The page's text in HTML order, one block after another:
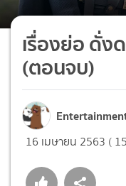
เรื่องย่อ ดั่ง
(ตอนจบ)
16 เมษายน 2563 (